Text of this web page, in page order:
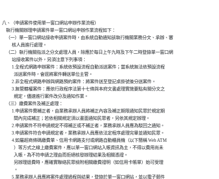
八、（申請案件使用單一窗口網站申辦作業流程）
    執行機關辦理申請案件單一窗口網站申辦作業流程如下：
    （一）單一窗口網站接收申請案件時，由系統自動通知該執行機關業務分文、承辦、審
          核人員進行處理。
    （二）執行機關指派之分文處理人員，除應於每日上午九時及下午二時登錄單一窗口網
          站接收案件以外，另須注意下列事項：
          1.全程式網路申辦案件：系統依預設流程自動派送案件；當系統無法依預設流程
            派送案件時，會逕將案件轉送單位主管。
          2.非全程式網路申辦與網路預約案件：將案件送至登記桌掛號後分送案件。
          3.無管轄權案件：應依行政程序法第十七條與本府文書處理實施要點有關分文之
            規定，儘速進行案件改分及通知作業。
    （三）繳費案件及補正處理：
          1.申請案件需補正者，由業務承辦人員將補正內容及補正期限通知民眾於規定期
            間內完成補正；若依相關規定須以書面通知民眾者，另依其規定辦理。
          2.申請案件不符申請規定不得補正或不補正者，業務承辦人員應為駁回之通知。
          3.申請案件符合申請規定者，業務承辦人員應依法定程序處理完畢並通知民眾。
          4.如屬超商條碼繳費單、信用卡網路支付或網路自動櫃員機（以下簡稱 Web ATM
            ）等方式之線上繳費案件，應以單一窗口網站入帳資訊為主，不得以費用尚未
            入帳，為不符申請之理由而拒絕核發辦理結果及相關憑證。
            另辦理退費時，應確實聯絡民眾檢附相關繳費證明（如信用卡帳單）始可受理
            。
          5.業務承辦人員應將案件處理過程與結果，登錄於單一窗口網站，並以電子郵件